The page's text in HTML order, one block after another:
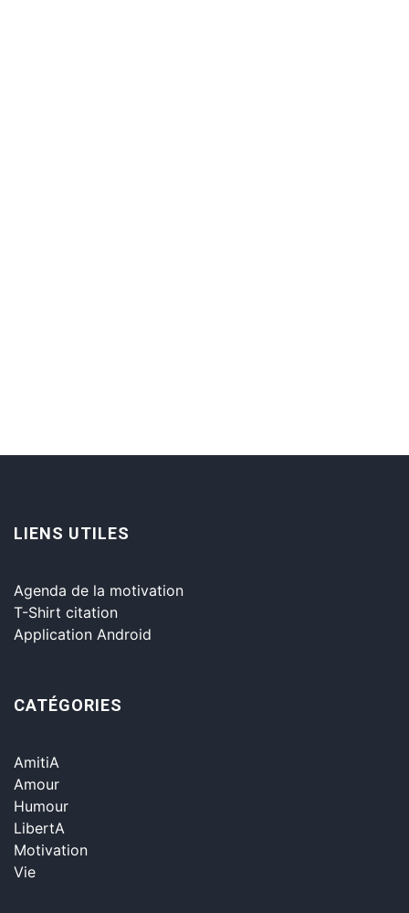
LIENS UTILES
Agenda de la motivation
T-Shirt citation
Application Android
CATÉGORIES
AmitiA
Amour
Humour
LibertA
Motivation
Vie